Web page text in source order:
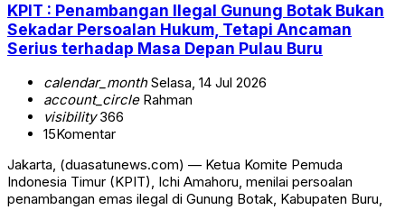
KPIT : Penambangan Ilegal Gunung Botak Bukan
Sekadar Persoalan Hukum, Tetapi Ancaman
Serius terhadap Masa Depan Pulau Buru
calendar_monthSelasa, 14 Jul 2026
account_circleRahman
visibility366
15Komentar
Jakarta, (duasatunews.com) — Ketua Komite Pemuda
Indonesia Timur (KPIT), Ichi Amahoru, menilai persoalan
penambangan emas ilegal di Gunung Botak, Kabupaten Buru,